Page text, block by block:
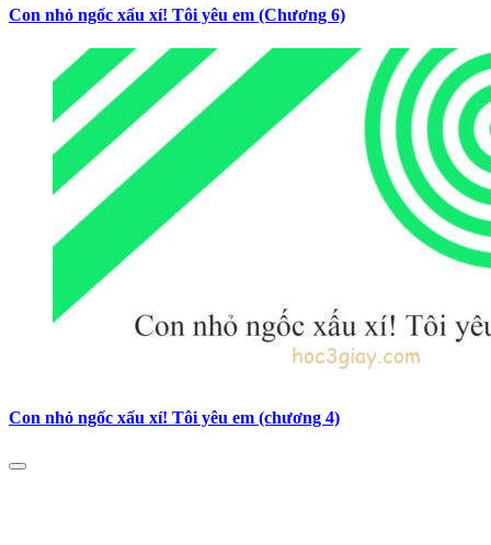
Con nhỏ ngốc xấu xí! Tôi yêu em (Chương 6)
Con nhỏ ngốc xấu xí! Tôi yêu em (chương 4)